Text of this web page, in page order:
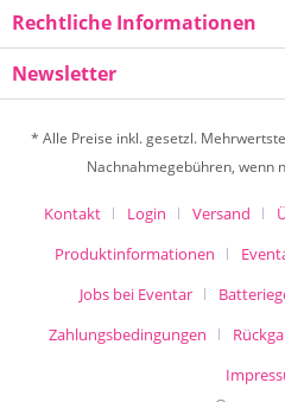
Rechtliche Informationen
Newsletter
* Alle Preise inkl. gesetzl.
Nachnahmegebühren, wenn
Kontakt Login Versand
Produktinformationen
Jobs bei Eventar
Zahlungsbedingungen